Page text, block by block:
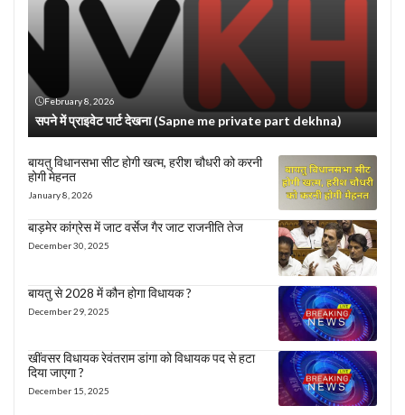
February 8, 2026
सपने में प्राइवेट पार्ट देखना (Sapne me private part dekhna)
बायतु विधानसभा सीट होगी खत्म, हरीश चौधरी को करनी
होगी मेहनत
January 8, 2026
बाड़मेर कांग्रेस में जाट वर्सेज गैर जाट राजनीति तेज
December 30, 2025
बायतु से 2028 में कौन होगा विधायक ?
December 29, 2025
खींवसर विधायक रेवंतराम डांगा को विधायक पद से हटा
दिया जाएगा ?
December 15, 2025